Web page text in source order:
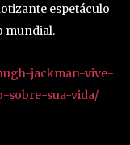
espetáculo
mundial.
jackman-vive-
sobre-sua-vida/